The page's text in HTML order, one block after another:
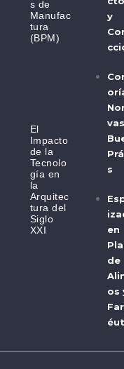
s de
Manufac
tura
(BPM)
El
Impacto
de la
Tecnolo
gía en
la
Arquitec
tura del
Siglo
XXI
y
s
en
de
os